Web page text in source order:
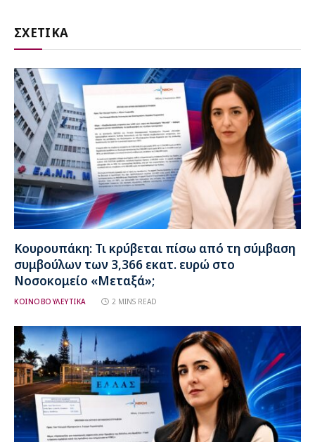
ΣΧΕΤΙΚΑ
Κουρουπάκη: Τι κρύβεται πίσω από τη σύμβαση
συμβούλων των 3,366 εκατ. ευρώ στο
Νοσοκομείο «Μεταξά»;
ΚΟΙΝΟΒΟΥΛΕΥΤΙΚΑ 2 MINS READ